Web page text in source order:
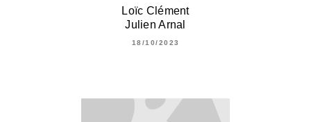
Loïc Clément
Julien Arnal
18/10/2023